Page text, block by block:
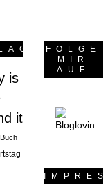
is
it
FOLGE
MIR
AUF